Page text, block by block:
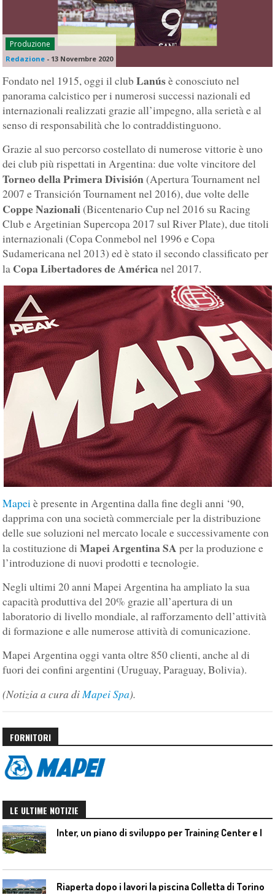
Produzione
Redazione - 13 Novembre 2020
Fondato nel 1915, oggi il clubLanúsè conosciuto nel
panorama calcistico per i numerosi successi nazionali ed
internazionali realizzati grazie all’impegno, alla serietà e al
senso di responsabilità che lo contraddistinguono.
Grazie al suo percorso costellato di numerose vittorie è uno
dei club più rispettati in Argentina: due volte vincitore del
Torneo della Primera División(Apertura Tournament nel
2007 e Transición Tournament nel 2016), due volte delle
Coppe Nazionali(Bicentenario Cup nel 2016 su Racing
Club e Argetinian Supercopa 2017 sul River Plate), due titoli
internazionali (Copa Conmebol nel 1996 e Copa
Sudamericana nel 2013) ed è stato il secondo classificato per
la Copa Libertadores de América nel 2017.
Mapeiè presente in Argentina dalla fine degli anni ‘90,
dapprima con una società commerciale per la distribuzione
delle sue soluzioni nel mercato locale e successivamente con
la costituzione diMapei Argentina SA per la produzione e
l’introduzione di nuovi prodotti e tecnologie.
Negli ultimi 20 anni Mapei Argentina ha ampliato la sua
capacità produttiva del 20% grazie all’apertura di un
laboratorio di livello mondiale, al rafforzamento dell’attività
di formazione e alle numerose attività di comunicazione.
Mapei Argentina oggi vanta oltre 850 clienti, anche al di
fuori dei confini argentini (Uruguay, Paraguay, Bolivia).
(Notizia a cura di Mapei Spa).
FORNITORI
LE ULTIME NOTIZIE
Riaperta dopo i lavori la piscina Colletta di Torino